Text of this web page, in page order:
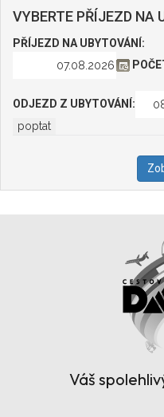
VYBERTE PŘÍJEZD NA
PŘÍJEZD NA UBYTOVÁNÍ:
ODJEZD Z UBYTOVÁNÍ:
Váš